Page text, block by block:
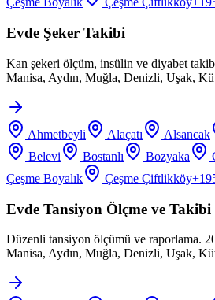
Evde Şeker Takibi
Kan şekeri ölçüm, insülin ve diyabet
Manisa, Aydın, Muğla, Denizli, Uşak,
Ahmetbeyli Alaçatı Alsancak
Belevi
Bostanlı Bozyaka
Çeşme Boyalık
Çeşme Çiftlikköy+
Evde Tansiyon Ölçme ve Takibi
Düzenli tansiyon ölçümü ve raporlama.
Manisa, Aydın, Muğla, Denizli, Uşak,